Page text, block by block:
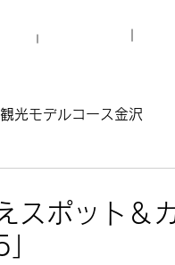
観光モデルコース金沢
スポット＆